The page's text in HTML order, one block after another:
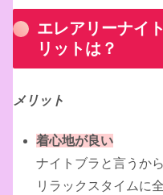
エレアリーナイ
リットは？
メリット
着心地が良い
ナイトブラと言うか
リラックスタイムに